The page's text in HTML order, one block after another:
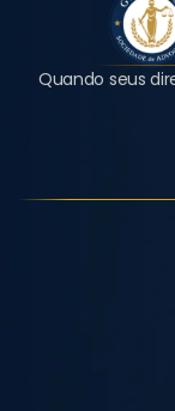
Quando seus